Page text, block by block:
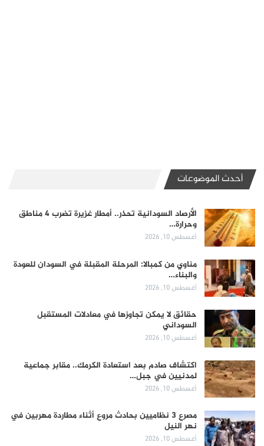
أحدث الموضوعات
الأرصاد السودانية تحذر.. أمطار غزيرة تضرب 4 مناطق
وحرارة…
أغسطس 10, 2026
مناوي من كمبالا: المرحلة المقبلة في السودان للعودة
والبناء…
أغسطس 10, 2026
حقائق لا يمكن تجاوزها في معادلات المستقبل
السوداني
أغسطس 10, 2026
اكتشاف صادم بعد استعادة الكرمك.. مقابر جماعية
لمدنيين في جبل…
أغسطس 10, 2026
مصرع 3 نظاميين بحادث مروع أثناء مطاردة مهربين في
نهر النيل
أغسطس 10, 2026